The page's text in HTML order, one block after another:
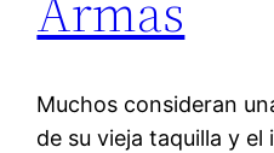
Muchos consideran
de su vieja taquilla y